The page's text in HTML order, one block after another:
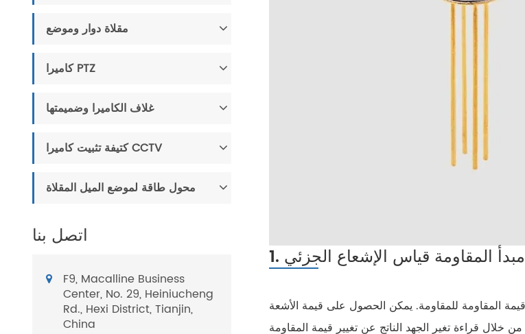
مقلاة دوار وموضع
كاميرا PTZ
غلاف الكاميرا وضميمتها
كتيفة تثبيت كاميرا CCTV
محول طاقة لموضع الميل المقلاة
اتصل بنا
F9, Macalline Business
Center, No. 29, Heiniucheng
Rd., Hexi District, Tianjin,
China
المقاومة قياس الإشعاع الجزئي
المقاومة للمقاومة. يمكن الحصول على قيمة الأشعة